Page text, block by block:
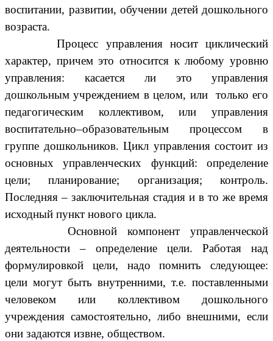
воспитании, развитии, обучении детей дошкольного
возраста.
Процесс управления носит циклический
характер, причем это относится к любому уровню
управления: касается ли это управления
дошкольным учреждением в целом, или только его
педагогическим коллективом, или управления
воспитательно–образовательным процессом в
группе дошкольников. Цикл управления состоит из
основных управленческих функций: определение
цели; планирование; организация; контроль.
Последняя – заключительная стадия и в то же время
исходный пункт нового цикла.
Основной компонент управленческой
деятельности – определение цели. Работая над
формулировкой цели, надо помнить следующее:
цели могут быть внутренними, т.е. поставленными
человеком или коллективом дошкольного
учреждения самостоятельно, либо внешними, если
они задаются извне, обществом.